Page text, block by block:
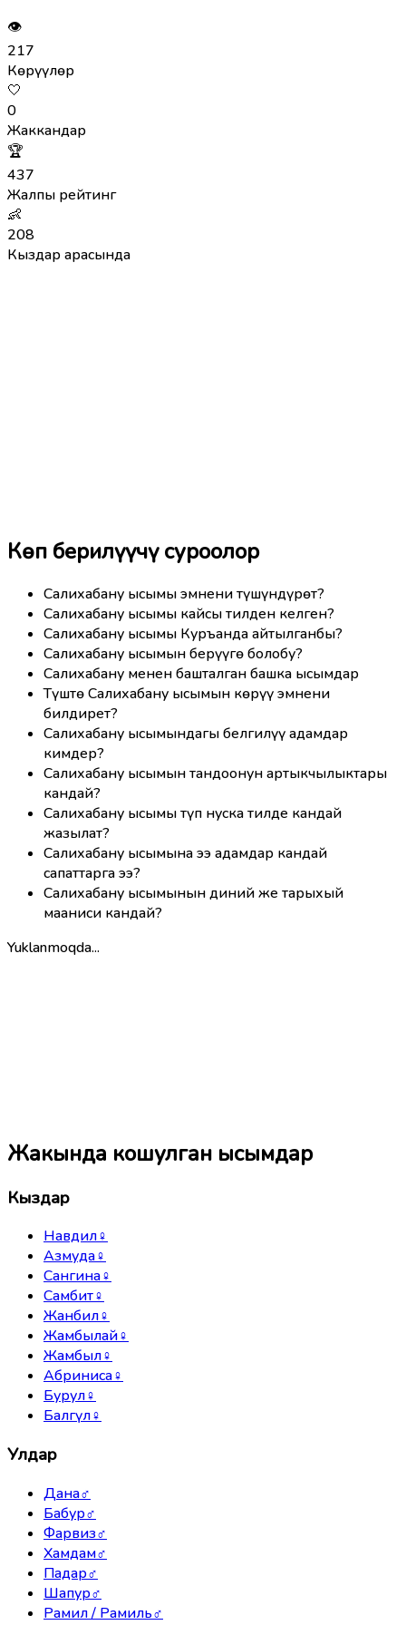
👁
217
Көрүүлөр
🤍
0
Жаккандар
🏆
437
Жалпы рейтинг
👶
208
Кыздар арасында
Көп берилүүчү суроолор
Салихабану ысымы эмнени түшүндүрөт?
Салихабану ысымы кайсы тилден келген?
Салихабану ысымы Куръанда айтылганбы?
Салихабану ысымын берүүгө болобу?
Салихабану менен башталган башка ысымдар
Түштө Салихабану ысымын көрүү эмнени
билдирет?
Салихабану ысымындагы белгилүү адамдар
кимдер?
Салихабану ысымын тандоонун артыкчылыктары
кандай?
Салихабану ысымы түп нуска тилде кандай
жазылат?
Салихабану ысымына ээ адамдар кандай
сапаттарга ээ?
Салихабану ысымынын диний же тарыхый
мааниси кандай?
Yuklanmoqda...
Жакында кошулган ысымдар
Кыздар
Навдил♀
Азмуда♀
Сангина♀
Самбит♀
Жанбил♀
Жамбылай♀
Жамбыл♀
Абриниса♀
Бурул♀
Балгүл♀
Улдар
Дана♂
Бабур♂
Фарвиз♂
Хамдам♂
Падар♂
Шапур♂
Рамил / Рамиль♂